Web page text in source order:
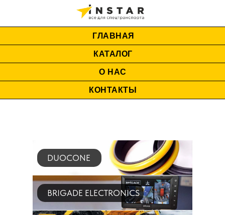
ГЛАВНАЯ
КАТАЛОГ
О НАС
КОНТАКТЫ
DUOCONE
BRIGADE ELECTRONICS